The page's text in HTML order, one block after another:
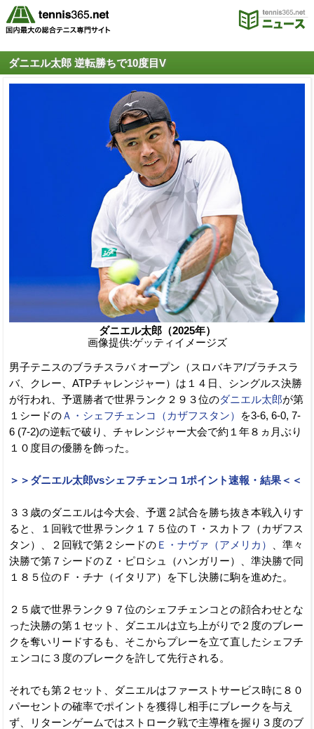
ダニエル太郎 逆転勝ちで10度目V
ダニエル太郎（2025年）
画像提供:ゲッティイメージズ
男子テニスのブラチスラバ オープン（スロバキア/ブラチスラ
バ、クレー、ATPチャレンジャー）は１４日、シングルス決勝
が行われ、予選勝者で世界ランク２９３位のダニエル太郎が第
１シードのＡ・シェフチェンコ（カザフスタン）
を3-6, 6-0, 7-
6 (7-2)の逆転で破り、チャレンジャー大会で約１年８ヵ月ぶり
１０度目の優勝を飾った。
＞＞ダニエル太郎vsシェフチェンコ 1ポイント速報・結果＜＜
３３歳のダニエルは今大会、予選２試合を勝ち抜き本戦入りす
ると、１回戦で世界ランク１７５位のＴ・スカトフ（カザフス
タン）、２回戦で第２シードの Ｅ・ナヴァ（アメリカ）
、準々
決勝で第７シードのＺ・ピロシュ（ハンガリー）、準決勝で同
１８５位のＦ・チナ（イタリア）を下し決勝に駒を進めた。
２５歳で世界ランク９７位のシェフチェンコとの顔合わせとな
った決勝の第１セット、ダニエルは立ち上がりで２度のブレー
クを奪いリードするも、そこからプレーを立て直したシェフチ
ェンコに３度のブレークを許して先行される。
それでも第２セット、ダニエルはファーストサービス時に８０
パーセントの確率でポイントを獲得し相手にブレークを与え
ず、リターンゲームではストローク戦で主導権を握り３度のブ